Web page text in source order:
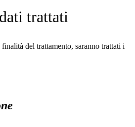
trattati
del trattamento, saranno trattati i